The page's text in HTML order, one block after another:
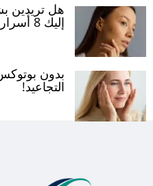
هل تريدين
إليك 8 أسرار للحصول على مظهر جذاب!
بدون
التجاعيد!